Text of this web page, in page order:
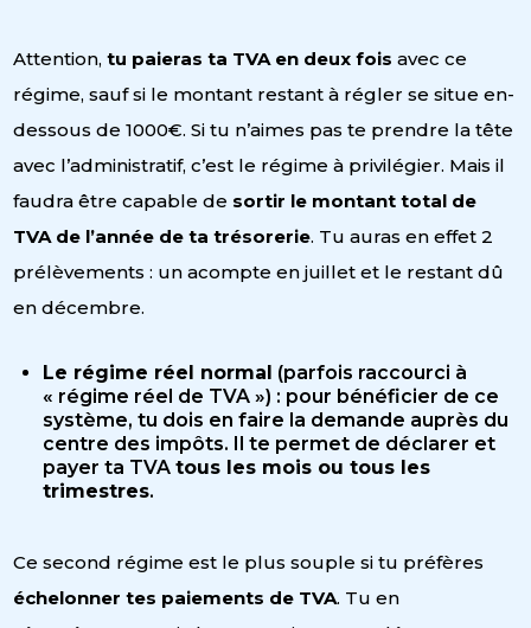
Attention,tu paieras ta TVA en deux fois avec ce
régime, sauf si le montant restant à régler se situe en-
dessous de 1000€. Si tu n’aimes pas te prendre la tête
avec l’administratif, c’est le régime à privilégier. Mais il
faudra être capable de sortir le montant total de
TVA de l’année de ta trésorerie. Tu auras en effet 2
prélèvements : un acompte en juillet et le restant dû
en décembre.
Le régime réel normal (parfois raccourci à
« régime réel de TVA ») : pour bénéficier de ce
système, tu dois en faire la demande auprès du
centre des impôts. Il te permet de déclarer et
payer ta TVAtous les mois ou tous les
trimestres.
Ce second régime est le plus souple si tu préfères
échelonner tes paiements de TVA. Tu en